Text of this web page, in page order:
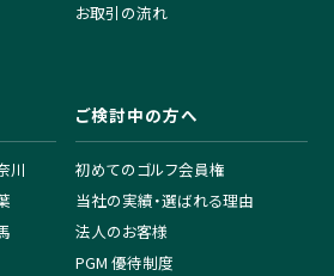
お取引の流れ
川
ご検討中の方へ
初めてのゴルフ会員権
当社の実績・選ばれる理由
法人のお客様
PGM 優待制度